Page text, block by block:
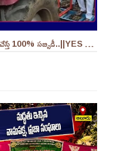
హరిత గోపాల పథకం ద్వారా పశుగ్రాసం సాగు చేస్తే 100% సబ్సిడీ..||YES 9TV